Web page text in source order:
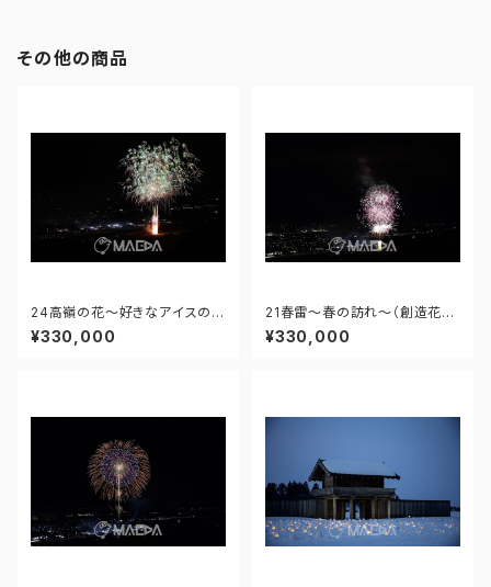
その他の商品
24高嶺の花～好きなアイスの味
はきっと…～-大曲の花火 第97
回全国花火競技大会 - 176671
¥330,000
21春雷～春の訪れ～（創造花
火）-大曲の花火 第97回全国花
火競技大会 - 176671211929
¥330,000